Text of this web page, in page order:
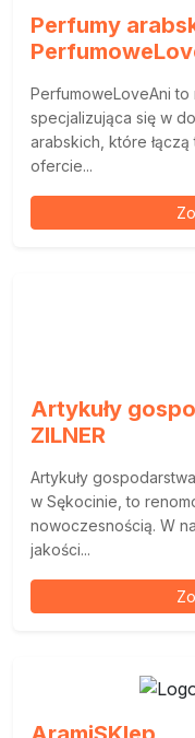
Perfumy
PerfumoweLoveAni to
specjalizująca się w
arabskich, które
ofercie...
Artykuły
ZILNER
Artykuły
w Sękocinie, to
nowoczesnością. W
jakości...